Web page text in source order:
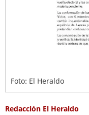
Foto: El Heraldo
Redacción El Heraldo